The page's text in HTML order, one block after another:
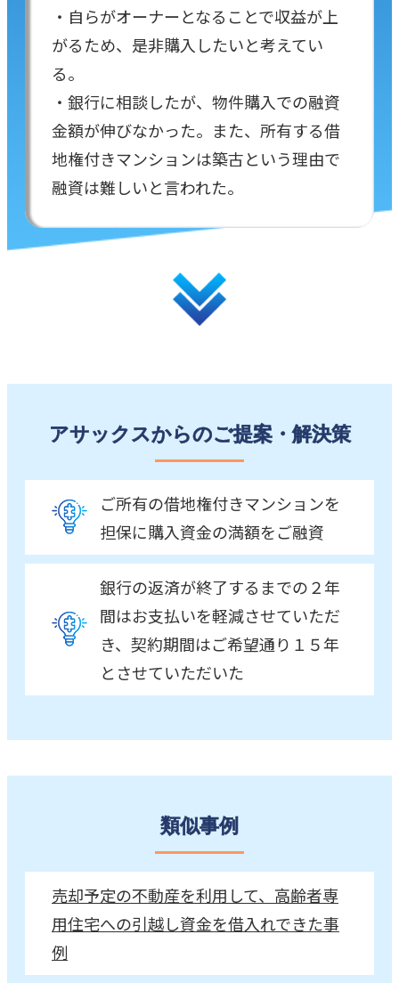
・自らがオーナーとなることで収益が上
がるため、是非購入したいと考えてい
る。
・銀行に相談したが、物件購入での融資
金額が伸びなかった。また、所有する借
地権付きマンションは築古という理由で
融資は難しいと言われた。
アサックスからのご提案・解決策
ご所有の借地権付きマンションを
担保に購入資金の満額をご融資
銀行の返済が終了するまでの２年
間はお支払いを軽減させていただ
き、契約期間はご希望通り１５年
とさせていただいた
類似事例
売却予定の不動産を利用して、高齢者専
用住宅への引越し資金を借入れできた事
例